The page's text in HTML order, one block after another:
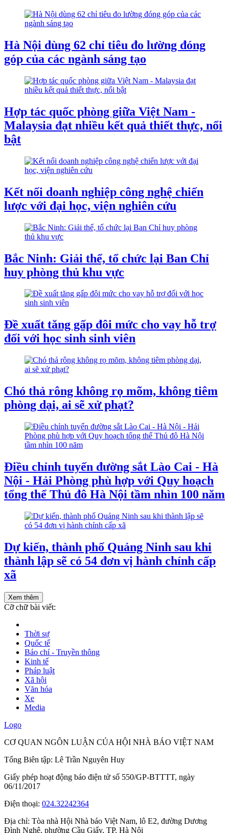
Hà Nội dùng 62 chỉ tiêu đo lường đóng
góp của các ngành sáng tạo
Hợp tác quốc phòng giữa Việt Nam -
Malaysia đạt nhiều kết quả thiết thực, nổi
bật
Kết nối doanh nghiệp công nghệ chiến
lược với đại học, viện nghiên cứu
Bắc Ninh: Giải thể, tổ chức lại Ban Chỉ
huy phòng thủ khu vực
Đề xuất tăng gấp đôi mức cho vay hỗ trợ
đối với học sinh sinh viên
Chó thả rông không rọ mõm, không tiêm
phòng dại, ai sẽ xử phạt?
Điều chỉnh tuyến đường sắt Lào Cai - Hà
Nội - Hải Phòng phù hợp với Quy hoạch
tổng thể Thủ đô Hà Nội tầm nhìn 100 năm
Dự kiến, thành phố Quảng Ninh sau khi
thành lập sẽ có 54 đơn vị hành chính cấp
xã
Xem thêm
Cỡ chữ bài viết:
Thời sự
Quốc tế
Báo chí - Truyền thông
Kinh tế
Pháp luật
Xã hội
Văn hóa
Xe
Media
Logo
CƠ QUAN NGÔN LUẬN CỦA HỘI NHÀ BÁO VIỆT NAM
Tổng Biên tập: Lê Trần Nguyên Huy
Giấy phép hoạt động báo điện tử số 550/GP-BTTTT, ngày
06/11/2017
Điện thoại: 024.32242364
Địa chỉ: Tòa nhà Hội Nhà báo Việt Nam, lô E2, đường Dương
Đình Nghệ, phường Cầu Giấy, TP. Hà Nội